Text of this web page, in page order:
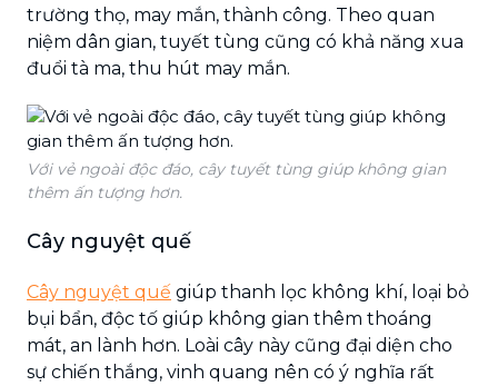
trường thọ, may mắn, thành công. Theo quan
niệm dân gian, tuyết tùng cũng có khả năng xua
đuổi tà ma, thu hút may mắn.
Với vẻ ngoài độc đáo, cây tuyết tùng giúp không gian
thêm ấn tượng hơn.
Cây nguyệt quế
Cây nguyệt quế giúp thanh lọc không khí, loại bỏ
bụi bẩn, độc tố giúp không gian thêm thoáng
mát, an lành hơn. Loài cây này cũng đại diện cho
sự chiến thắng, vinh quang nên có ý nghĩa rất